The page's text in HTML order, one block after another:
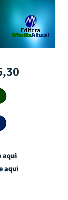
aqui
aqui